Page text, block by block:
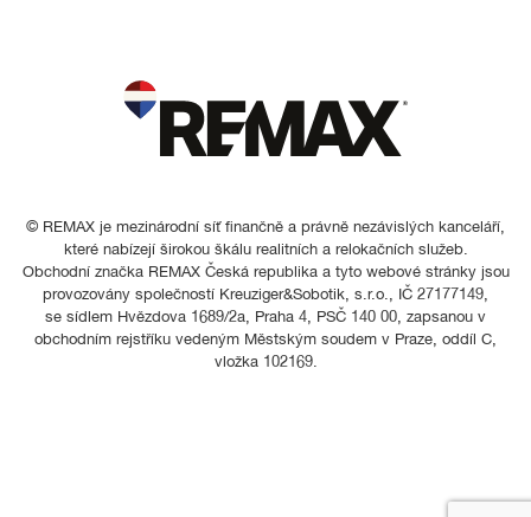
© REMAX je mezinárodní síť finančně a právně nezávislých kanceláří,
které nabízejí širokou škálu realitních a relokačních služeb.
Obchodní značka REMAX Česká republika a tyto webové stránky jsou
provozovány společností Kreuziger&Sobotik, s.r.o., IČ 27177149,
se sídlem Hvězdova 1689/2a, Praha 4, PSČ 140 00, zapsanou v
obchodním rejstříku vedeným Městským soudem v Praze, oddíl C,
vložka 102169.